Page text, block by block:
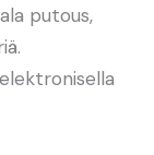
putous,